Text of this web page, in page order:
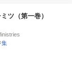
ツ（第一巻）
集